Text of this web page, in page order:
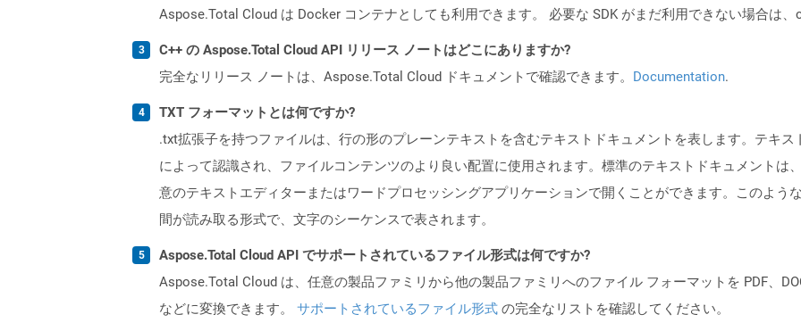
Aspose.Total Cloud は Docker コンテナとしても利用できます。 必要な SDK がまだ利用できない場合は、
C++ の Aspose.Total Cloud API リリース ノートはどこにありますか?
完全なリリース ノートは、Aspose.Total Cloud ドキュメントで確認できます。 Documentation.
TXT フォーマットとは何ですか?
.txt拡張子を持つファイルは、行の形のプレーンテキストを含むテキストドキュメントを表します。テキ
によって認識され、ファイルコンテンツのより良い配置に使用されます。標準のテキストドキュメントは
意のテキストエディターまたはワードプロセッシングアプリケーションで開くことができます。このよう
間が読み取る形式で、文字のシーケンスで表されます。
Aspose.Total Cloud API でサポートされているファイル形式は何ですか?
Aspose.Total Cloud は、任意の製品ファミリから他の製品ファミリへのファイル フォーマットを PDF、
などに変換できます。 サポートされているファイル形式 の完全なリストを確認してください。